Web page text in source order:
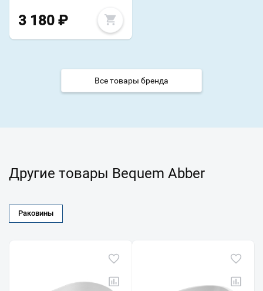
3 180 ₽
Все товары бренда
Другие товары Bequem Abber
Раковины